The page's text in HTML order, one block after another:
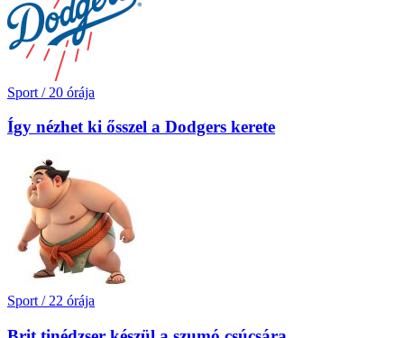
Sport / 20 órája
Így nézhet ki ősszel a Dodgers kerete
Sport / 22 órája